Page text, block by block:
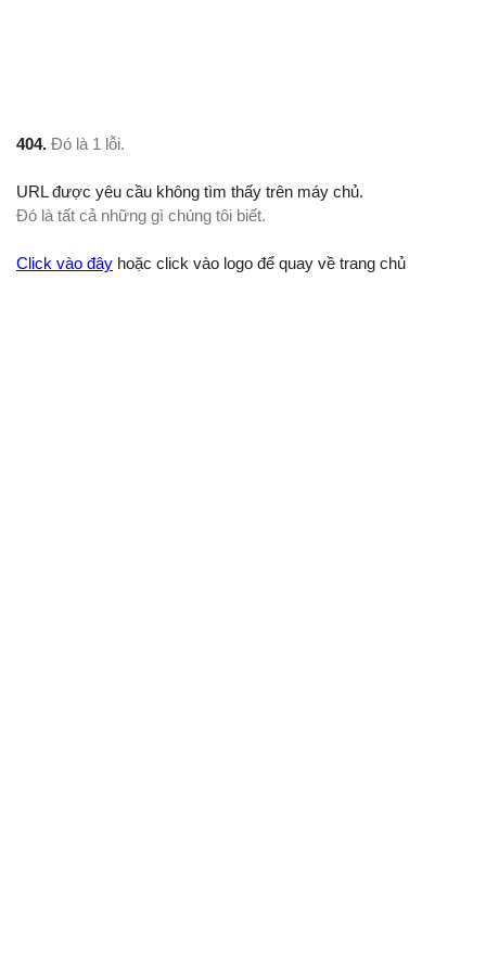
404. Đó là 1 lỗi.
URL được yêu cầu không tìm thấy trên máy chủ.
Đó là tất cả những gì chúng tôi biết.
Click vào đây hoặc click vào logo để quay về trang chủ